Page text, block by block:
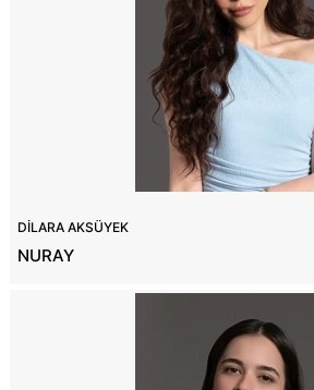
DİLARA AKSÜYEK
NURAY